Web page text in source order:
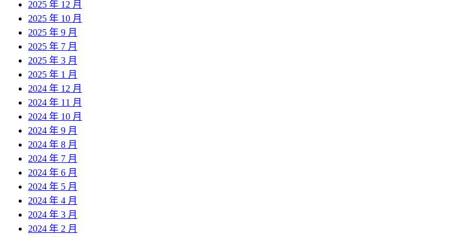
2025 年 12 月
2025 年 10 月
2025 年 9 月
2025 年 7 月
2025 年 3 月
2025 年 1 月
2024 年 12 月
2024 年 11 月
2024 年 10 月
2024 年 9 月
2024 年 8 月
2024 年 7 月
2024 年 6 月
2024 年 5 月
2024 年 4 月
2024 年 3 月
2024 年 2 月